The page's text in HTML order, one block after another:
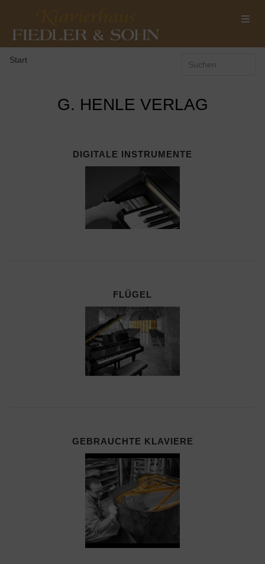
Start
G. HENLE VERLAG
DIGITALE INSTRUMENTE
FLÜGEL
GEBRAUCHTE KLAVIERE